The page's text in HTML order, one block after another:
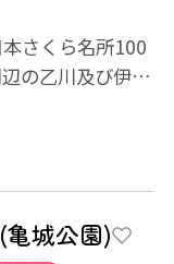
さくら名所100
の乙川及び伊賀
の時期...
亀城公園)